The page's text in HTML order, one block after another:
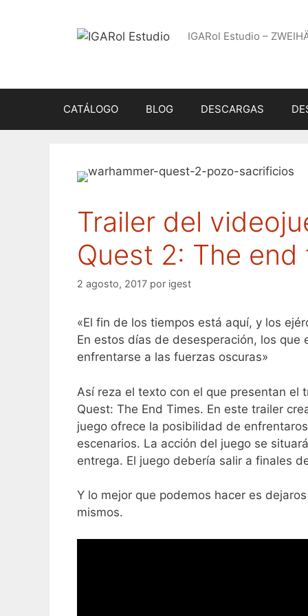
IGARol Estudio –
CATÁLOGO BLOG DESCARGAS
Trailer del
Quest 2: The end
2 agosto, 2017 por igest
«El fin de los tiempos está aquí, y los
En estos días de desesperación, los
enfrentarse a las fuerzas oscuras»
Así reza el texto con el que presentan el
Quest: The End Times. En este trailer
juego ofrece la posibilidad de
escenarios. La acción del juego se
entrega. El juego debería salir a finales
Y lo mejor que podemos hacer es
mismos.